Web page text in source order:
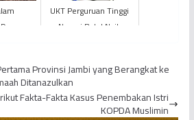
UKT Perguruan Tinggi
Negeri Batal Naik
Provinsi Jambi yang Berangkat ke
Ditanazulkan
Fakta-Fakta Kasus Penembakan Istri
KOPDA Muslimin